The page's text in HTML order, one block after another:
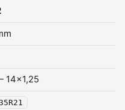
14x1,25